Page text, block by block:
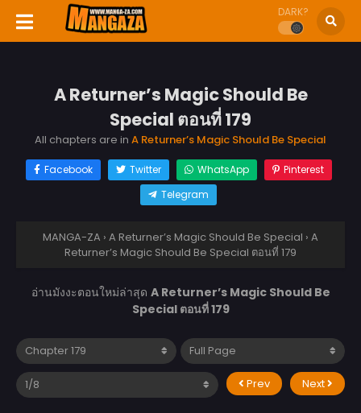
DARK?
A Returner’s Magic Should Be
Special ตอนที่ 179
All chapters are in A Returner’s Magic Should Be Special
Facebook Twitter WhatsApp
Pinterest
Telegram
MANGA-ZA › A Returner’s Magic Should Be Special › A
Returner’s Magic Should Be Special ตอนที่ 179
อ่านมังงะตอนใหม่ล่าสุด A Returner’s Magic Should Be
Special ตอนที่ 179
Prev Next